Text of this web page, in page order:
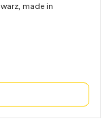
made in